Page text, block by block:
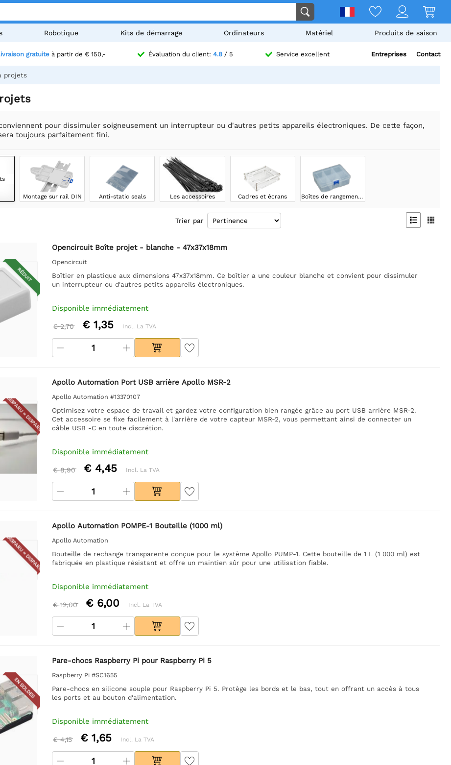
Robotique Kits de démarrage Ordinateurs Matériel Produits de saison
gratuiteà partir de € 150,- Évaluation du client: 4.8 / 5 Service excellent Entreprises Contact
projets
pour dissimuler soigneusement un interrupteur ou d'autres petits appareils électroniques. De cette façon,
toujours parfaitement fini.
Montage sur rail DIN Anti-static seals Les accessoires Cadres et écrans Boîtes de rangement de projet
Trier par  
RÉDUIT
Opencircuit Boîte projet - blanche - 47x37x18mm
Opencircuit
Boîtier en plastique aux dimensions 47x37x18mm. Ce boîtier a une couleur blanche et convient pour dissimuler
un interrupteur ou d'autres petits appareils électroniques.
Disponible immédiatement
€ 2,70 € 1,35 Incl. La TVA
DISPARU = DISPARU
Apollo Automation Port USB arrière Apollo MSR-2
Apollo Automation #13370107
Optimisez votre espace de travail et gardez votre configuration bien rangée grâce au port USB arrière MSR-2.
Cet accessoire se fixe facilement à l'arrière de votre capteur MSR-2, vous permettant ainsi de connecter un
câble USB -C en toute discrétion.
Disponible immédiatement
€ 8,90 € 4,45 Incl. La TVA
DISPARU = DISPARU
Apollo Automation POMPE-1 Bouteille (1000 ml)
Apollo Automation
Bouteille de rechange transparente conçue pour le système Apollo PUMP-1. Cette bouteille de 1 L (1 000 ml) est
fabriquée en plastique résistant et offre un maintien sûr pour une utilisation fiable.
Disponible immédiatement
€ 12,00 € 6,00 Incl. La TVA
EN SOLDES
Pare-chocs Raspberry Pi pour Raspberry Pi 5
Raspberry Pi #SC1655
Pare-chocs en silicone souple pour Raspberry Pi 5. Protège les bords et le bas, tout en offrant un accès à tous
les ports et au bouton d'alimentation.
Disponible immédiatement
€ 4,15 € 1,65 Incl. La TVA